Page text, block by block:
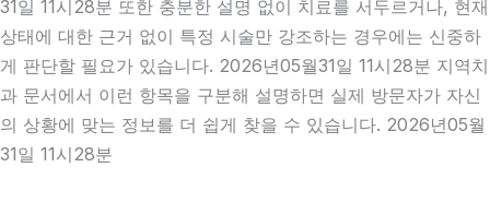
31일 11시28분 또한 충분한 설명 없이 치료를 서두르거나, 현재
상태에 대한 근거 없이 특정 시술만 강조하는 경우에는 신중하
게 판단할 필요가 있습니다. 2026년05월31일 11시28분 지역치
과 문서에서 이런 항목을 구분해 설명하면 실제 방문자가 자신
의 상황에 맞는 정보를 더 쉽게 찾을 수 있습니다. 2026년05월
31일 11시28분